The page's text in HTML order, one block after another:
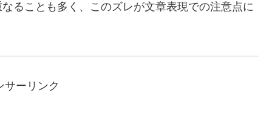
ることも多く、このズレが文章表現での注意点に
サーリンク